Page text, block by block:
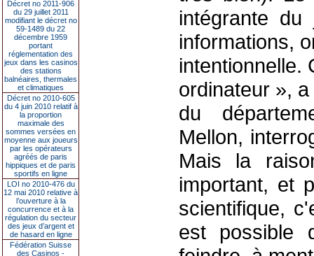
Décret no 2011-906
du 29 juillet 2011
modifiant le décret no
59-1489 du 22
décembre 1959
portant
réglementation des
jeux dans les casinos
des stations
balnéaires, thermales
et climatiques
Décret no 2010-605
du 4 juin 2010 relatif à
la proportion
maximale des
sommes versées en
moyenne aux joueurs
par les opérateurs
agréés de paris
hippiques et de paris
sportifs en ligne
LOI no 2010-476 du
12 mai 2010 relative à
l’ouverture à la
concurrence et à la
régulation du secteur
des jeux d’argent et
de hasard en ligne
Fédération Suisse
des Casinos -
intégrante
informations,
intentionnelle.
ordinateur »,
du
Mellon,
Mais la
important, et
scientifique,
est possible